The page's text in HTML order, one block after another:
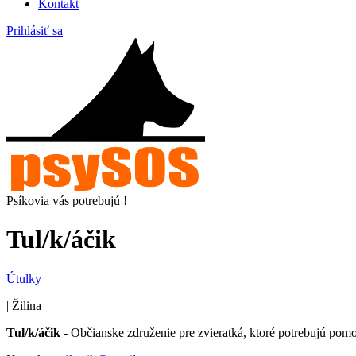
Kontakt
Prihlásiť sa
Psíkovia vás potrebujú !
Tul/k/áčik
Útulky
| Žilina
Tul/k/áčik - Občianske združenie pre zvieratká, ktoré potrebujú